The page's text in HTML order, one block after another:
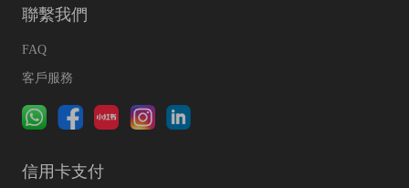
聯繫我們
FAQ
客戶服務
信用卡支付